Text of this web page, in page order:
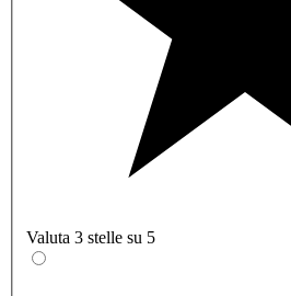
Valuta 3 stelle su 5